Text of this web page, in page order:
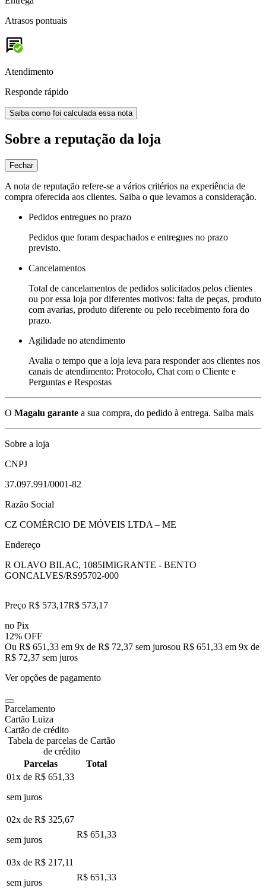
Atrasos pontuais
Atendimento
Responde rápido
Saiba como foi calculada essa nota
Sobre a reputação da loja
Fechar
A nota de reputação refere-se a vários critérios na experiência de
compra oferecida aos clientes. Saiba o que levamos a consideração.
Pedidos entregues no prazo
Pedidos que foram despachados e entregues no prazo
previsto.
Cancelamentos
Total de cancelamentos de pedidos solicitados pelos clientes
ou por essa loja por diferentes motivos: falta de peças, produto
com avarias, produto diferente ou pelo recebimento fora do
prazo.
Agilidade no atendimento
Avalia o tempo que a loja leva para responder aos clientes nos
canais de atendimento: Protocolo, Chat com o Cliente e
Perguntas e Respostas
O Magalu garante a sua compra, do pedido à entrega. Saiba mais
Sobre a loja
CNPJ
37.097.991/0001-82
Razão Social
CZ COMÉRCIO DE MÓVEIS LTDA – ME
Endereço
R OLAVO BILAC, 1085IMIGRANTE - BENTO
GONCALVES/RS95702-000
Preço R$ 573,17R$ 573,17
no Pix
12% OFF
Ou R$ 651,33 em 9x de R$ 72,37 sem jurosou R$ 651,33 em 9x de
R$ 72,37 sem juros
Ver opções de pagamento
Parcelamento
Cartão Luiza
Cartão de crédito
Tabela de parcelas de Cartão
de crédito
Parcelas
Total
01x de R$ 651,33
sem juros
02x de R$ 325,67
sem juros
R$ 651,33
03x de R$ 217,11
sem juros
R$ 651,33